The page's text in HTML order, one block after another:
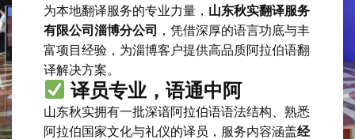
为本地翻译服务的专业力量， 山东秋实翻译服务
有限公司淄博分公司
，凭借深厚的语言功底与丰
富项目经验，为淄博客户提供高品质阿拉伯语翻
译解决方案。
译员专业，语通中阿
山东秋实拥有一批深谙阿拉伯语语法结构、熟悉
阿拉伯国家文化与礼仪的译员，服务内容涵盖经